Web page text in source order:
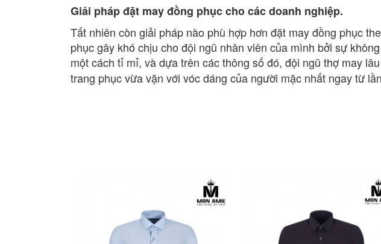
Giải pháp đặt may đồng phục cho các doanh nghiệp.
Tất nhiên còn giải pháp nào phù hợp hơn đặt may đồng phục
phục gây khó chịu cho đội ngũ nhân viên của mình bởi sự
một cách tỉ mỉ, và dựa trên các thông số đó, đội ngũ thợ may
trang phục vừa vặn với vóc dáng của người mặc nhất ngay từ